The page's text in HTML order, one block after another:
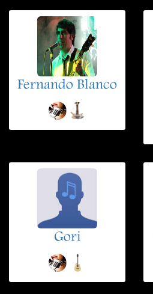
Fernando Blanco
Gori